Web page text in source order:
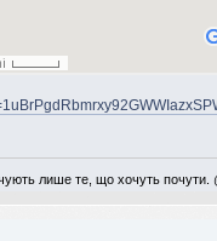
лише те, що хочуть почути.